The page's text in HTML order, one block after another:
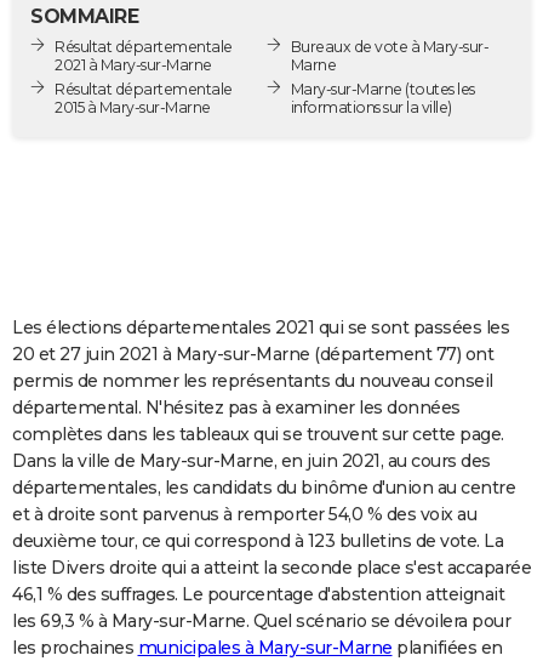
Destinations
City break
Voyage nature
Voyage de noces
Forum
Climat
GUIDES D'ACHAT
COPAINS D'AVANT
S'inscrire
Se connecter
Primaires
Universités
Entreprises
Service militaire
Avis de recherche
AVIS DE DÉCÈS
FORUM
Bricolage
Lifestyle
Culture
Sport
Auto
Television
Voyage
Cinema
SOMMAIRE
Résultat départementale
2021 à Mary-sur-Marne
Résultat départementale
2015 à Mary-sur-Marne
Bureaux de vote à Mary-sur-
Marne
Mary-sur-Marne (toutes les
informations sur la ville)
Les élections départementales 2021 qui se sont passées les
20 et 27 juin 2021 à Mary-sur-Marne (département 77) ont
permis de nommer les représentants du nouveau conseil
départemental. N'hésitez pas à examiner les données
complètes dans les tableaux qui se trouvent sur cette page.
Dans la ville de Mary-sur-Marne, en juin 2021, au cours des
départementales, les candidats du binôme d'union au centre
et à droite sont parvenus à remporter 54,0 % des voix au
deuxième tour, ce qui correspond à 123 bulletins de vote. La
liste Divers droite qui a atteint la seconde place s'est accaparée
46,1 % des suffrages. Le pourcentage d'abstention atteignait
les 69,3 % à Mary-sur-Marne. Quel scénario se dévoilera pour
les prochaines municipales à Mary-sur-Marne planifiées en